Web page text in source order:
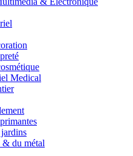
Medical
& du métal